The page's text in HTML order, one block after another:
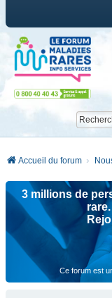
Accueil du forum
3 millions de
Ce forum est